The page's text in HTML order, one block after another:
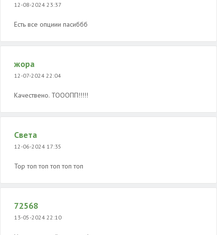
12-08-2024 23:37
Есть все опциии пасиббб
жора
12-07-2024 22:04
Качествено. ТОООПП!!!!!
Света
12-06-2024 17:35
Top топ топ топ топ топ
72568
13-05-2024 22:10